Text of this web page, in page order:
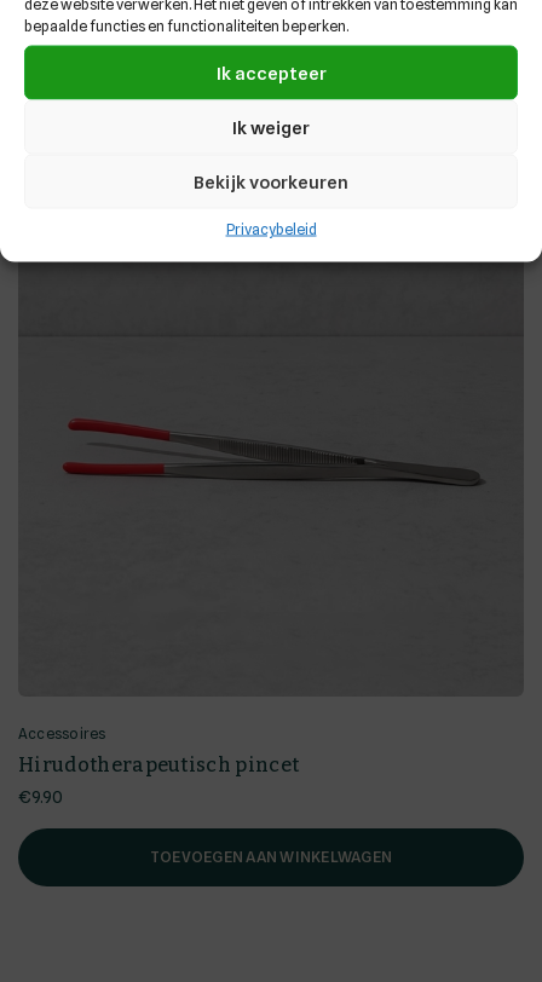
deze website verwerken. Het niet geven of intrekken van toestemming kan
bepaalde functies en functionaliteiten beperken.
Ik accepteer
Ik weiger
Bekijk voorkeuren
Privacybeleid
TOEVOEGEN AAN WINKELWAGEN
Accessoires
Hirudotherapeutisch pincet
€9.90
TOEVOEGEN AAN WINKELWAGEN